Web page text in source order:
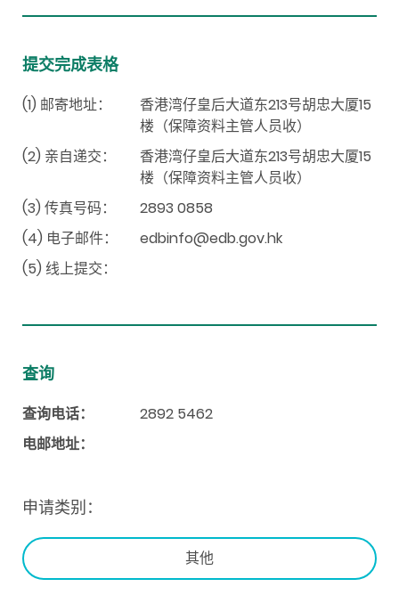
提交完成表格
(1) 邮寄地址：
香港湾仔皇后大道东213号胡忠大厦15
楼（保障资料主管人员收）
(2) 亲自递交：
香港湾仔皇后大道东213号胡忠大厦15
楼（保障资料主管人员收）
(3) 传真号码：
2893 0858
(4) 电子邮件：
edbinfo@edb.gov.hk
(5) 线上提交：
查询
查询电话：
2892 5462
电邮地址：
申请类别：
其他